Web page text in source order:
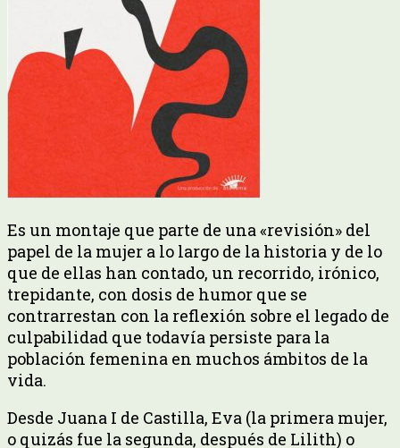
Es un montaje que parte de una «revisión» del
papel de la mujer a lo largo de la historia y de lo
que de ellas han contado, un recorrido, irónico,
trepidante, con dosis de humor que se
contrarrestan con la reflexión sobre el legado de
culpabilidad que todavía persiste para la
población femenina en muchos ámbitos de la
vida.
Desde Juana I de Castilla, Eva (la primera mujer,
o quizás fue la segunda, después de Lilith) o